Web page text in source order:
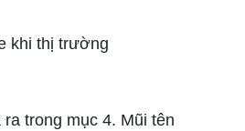
khi thị trường
trong mục 4. Mũi tên